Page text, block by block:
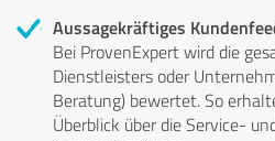
Aussagekräftiges
Bei ProvenExpert wird die
Dienstleisters oder
Beratung) bewertet. So
Überblick über die Service-